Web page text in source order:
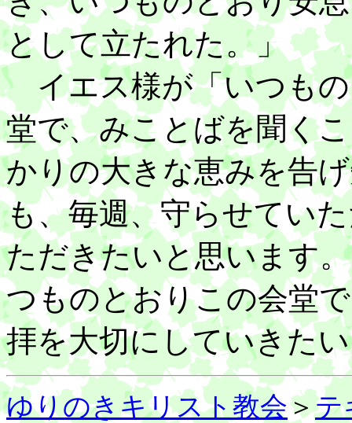
として立たれた。」
イエス様が「いつもの
堂で、みことばを聞く
かりの大きな恵みを告
も、毎週、守らせてい
ただきたいと思います
つものとおりこの会堂
拝を大切にしていきた
ゆりのきキリスト教会＞テ